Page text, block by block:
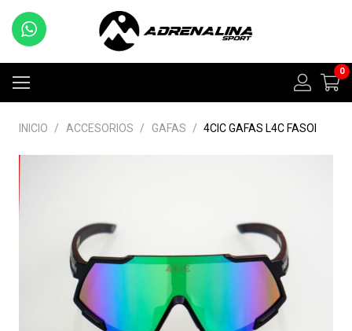
0
INICIO / ACCESORIOS / GAFAS / 4CIC GAFAS L4C FASOI